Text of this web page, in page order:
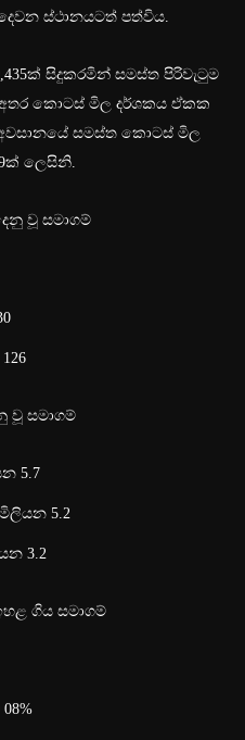
ස්ථානයටත් පත්විය.
සිදුකරමින් සමස්ත පිරිවැටුම
අතර කොටස් මිල දර්ශකය ඒකක
සමස්ත කොටස් මිල
ලෙසිනි.
වූ සමාගම්
වූ සමාගම්
5.7
5.2
3.2
ගිය සමාගම්